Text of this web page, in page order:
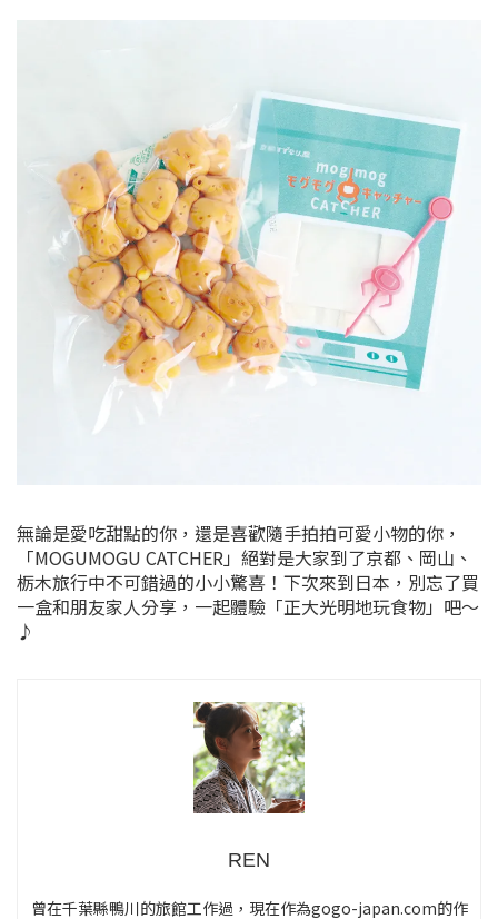
無論是愛吃甜點的你，還是喜歡隨手拍拍可愛小物的你，
「MOGUMOGU CATCHER」絕對是大家到了京都、岡山、
栃木旅行中不可錯過的小小驚喜！下次來到日本，別忘了買
一盒和朋友家人分享，一起體驗「正大光明地玩食物」吧～
♪
REN
曾在千葉縣鴨川的旅館工作過，現在作為gogo-japan.com的作